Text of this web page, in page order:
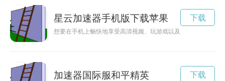
星云加速器手机版下载苹果
想要在手机上畅快地享受高清视频、玩游戏以及浏览网页吗？
下载
加速器国际服和平精英 下载